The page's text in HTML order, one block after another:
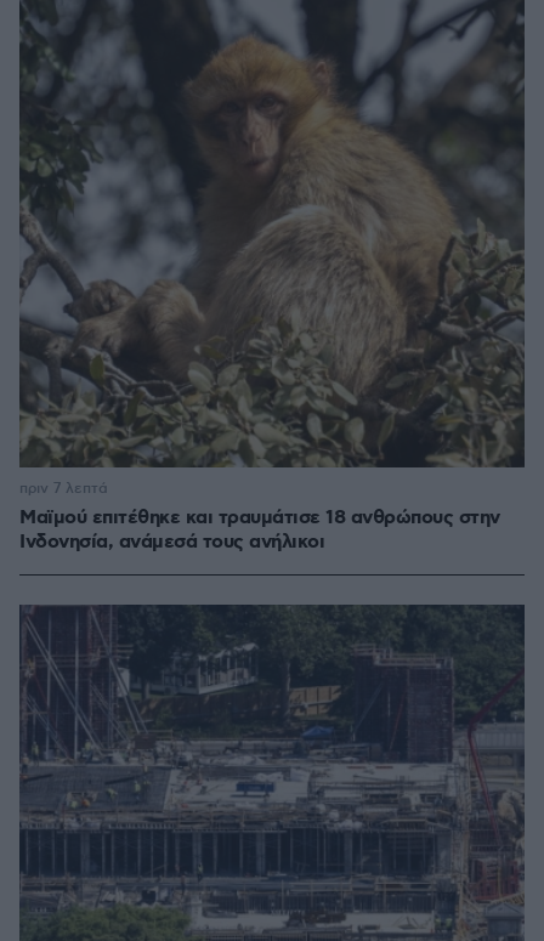
Μαϊμού επιτέθηκε και τραυμάτισε 18 ανθρώπους στην
Ινδονησία, ανάμεσά τους ανήλικοι
πριν 7 λεπτά